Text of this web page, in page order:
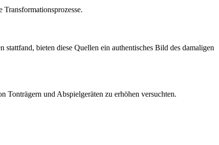
bieten diese Quellen ein authentisches Bild des damaligen
Tonträgern und Abspielgeräten zu erhöhen versuchten.